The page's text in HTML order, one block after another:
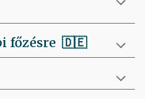
főzésre🇩🇪